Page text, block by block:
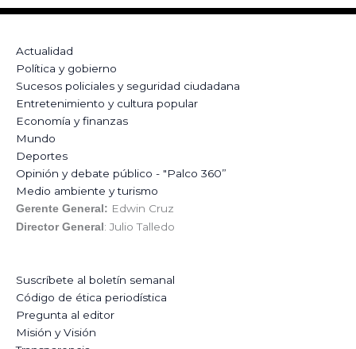
Actualidad
Política y gobierno
Sucesos policiales y seguridad ciudadana
Entretenimiento y cultura popular
Economía y finanzas
Mundo
Deportes
Opinión y debate público - "Palco 360”
Medio ambiente y turismo
Gerente General: Edwin Cruz
Director General : Julio Talledo
Suscríbete al boletín semanal
Código de ética periodística
Pregunta al editor
Misión y Visión